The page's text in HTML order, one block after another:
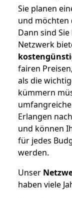
Sie planen
und möchten
Dann sind
Netzwerk
fairen
als die
kümmern
Erlangen
und können
für jedes
werden.
Unser
haben viele